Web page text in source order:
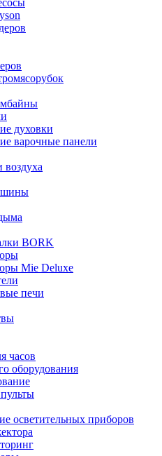
духовки
варочные панели
воздуха
BORK
Mie Deluxe
печи
часов
оборудования
осветительных приборов